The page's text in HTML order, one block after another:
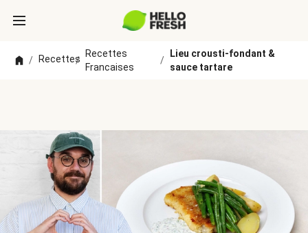
/ Recettes
/
Recettes
Francaises
/
Lieu crousti-fondant &
sauce tartare